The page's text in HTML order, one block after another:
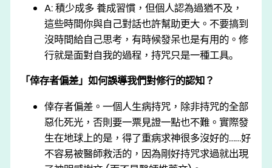
A: 積少成多 養成習慣，但個⼈認為過猶不及，
這些時間你與⾃⼰對話也許幫助更⼤。不要搞到
沒時間給⾃⼰思考，有時候發呆也是有⽤的。修
⾏就是⾯對⾃我的過程，持咒只是⼀種⼯具｡
「倖存者偏差」如何誤導我們對修行的認知？
倖存者偏差。一個人生病持咒，除非持咒的全部
惡化死光，否則要一票見證一點也不難。實際發
生在地球上的是，得了重病求神很多沒好的……好
不容易被醫師救活的，因為剛好持咒求過就出現